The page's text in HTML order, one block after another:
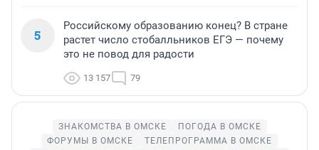
5
Российскому образованию конец? В стране
растет число стобалльников ЕГЭ — почему
это не повод для радости
13 157 79
ЗНАКОМСТВА В ОМСКЕ
ПОГОДА В ОМСКЕ
ФОРУМЫ В ОМСКЕ
ТЕЛЕПРОГРАММА В ОМСКЕ